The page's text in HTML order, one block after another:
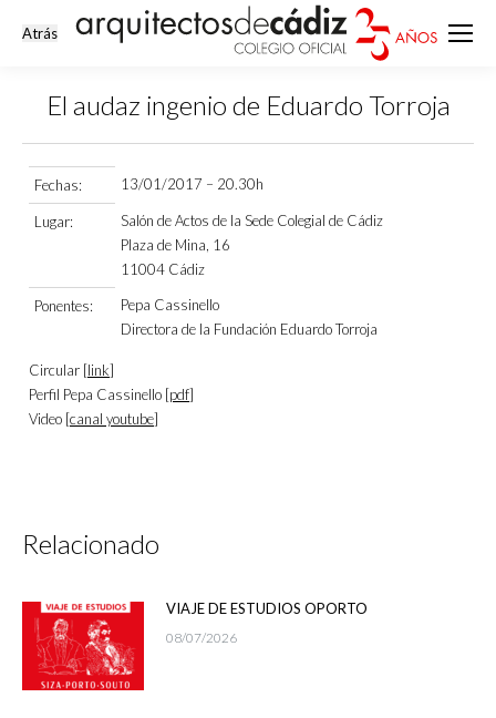
El audaz ingenio de Eduardo Torroja
Fechas: 13/01/2017 – 20.30h
Lugar:
Salón de Actos de la Sede Colegial de Cádiz
Plaza de Mina, 16
11004 Cádiz
Ponentes:
Pepa Cassinello
Directora de la Fundación Eduardo Torroja
Circular [link]
Perfil Pepa Cassinello [pdf]
Video [canal youtube]
Relacionado
VIAJE DE ESTUDIOS OPORTO
08/07/2026